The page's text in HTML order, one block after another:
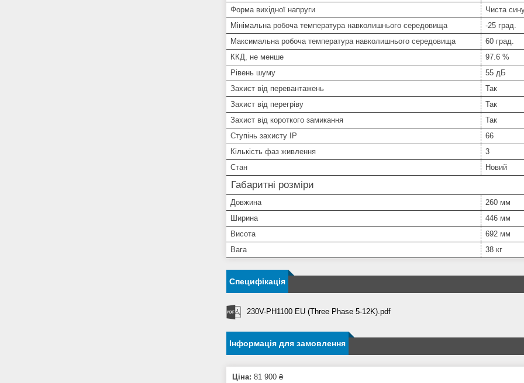
Форма вихідної напруги
Чиста
Мінімальна робоча температура навколишнього середовища
-25 град.
Максимальна робоча температура навколишнього середовища
60 град.
ККД, не менше
97.6 %
Рівень шуму
55 дБ
Захист від перевантажень
Так
Захист від перегріву
Так
Захист від короткого замикання
Так
Ступінь захисту IP
66
Кількість фаз живлення
3
Стан
Новий
Габаритні розміри
Довжина
260 мм
Ширина
446 мм
Висота
692 мм
Вага
38 кг
Специфікація
230V-PH1100 EU (Three Phase 5-12K).pdf
Інформація для замовлення
Ціна: 81 900 ₴